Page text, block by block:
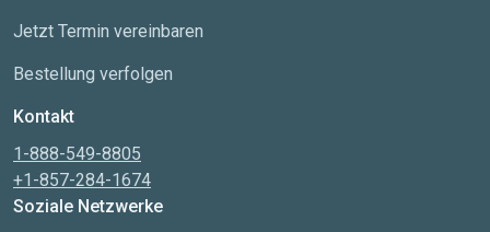
Jetzt Termin vereinbaren
Bestellung verfolgen
Kontakt
1-888-549-8805
+1-857-284-1674
Soziale Netzwerke